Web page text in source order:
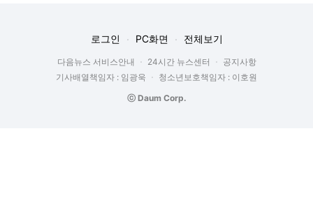
로그인 PC화면 전체보기
다음뉴스 서비스안내 24시간 뉴스센터
공지사항
기사배열책임자 : 임광욱
청소년보호책임자 : 이호원
ⓒ Daum Corp.